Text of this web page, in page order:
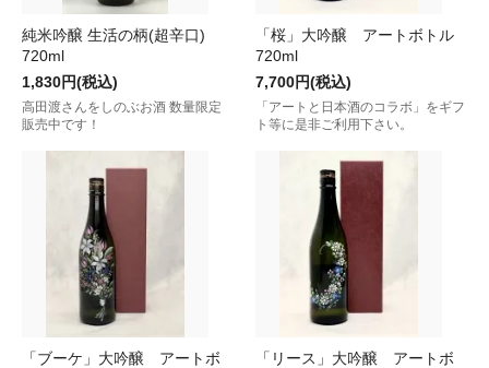
純米吟醸 生活の柄(超辛口)
720ml
1,830円(税込)
高田渡さんをしのぶお酒 数量限定
販売中です！
「桜」大吟醸 アートボトル
720ml
7,700円(税込)
「アートと日本酒のコラボ」をギフ
ト等に是非ご利用下さい。
「ブーケ」大吟醸 アートボ
「リース」大吟醸 アートボ